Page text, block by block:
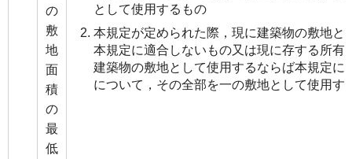
の
敷
地
面
積
の
最
低
として使用するもの
本規定が定められた際，現に建築物の敷地と
本規定に適合しないもの又は現に存する所有
建築物の敷地として使用するならば本規定に
について，その全部を一の敷地として使用す